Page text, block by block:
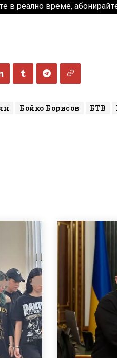
в реално време,
Бойко Борисов БТВ